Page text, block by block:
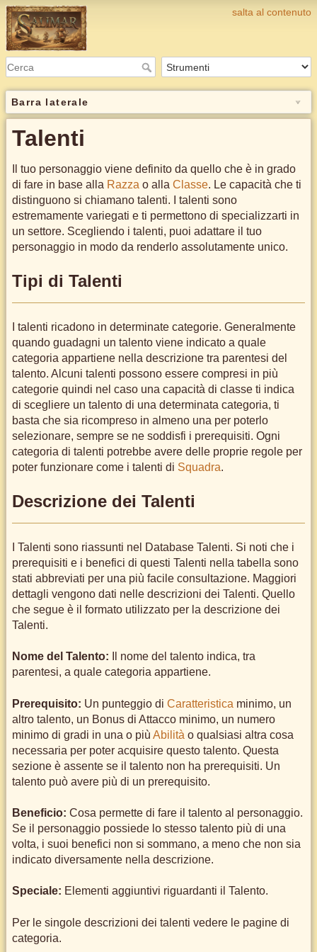
salta al contenuto
Barra laterale
Talenti
Il tuo personaggio viene definito da quello che è in grado
di fare in base alla Razza o alla Classe. Le capacità che ti
distinguono si chiamano talenti. I talenti sono
estremamente variegati e ti permettono di specializzarti in
un settore. Scegliendo i talenti, puoi adattare il tuo
personaggio in modo da renderlo assolutamente unico.
Tipi di Talenti
I talenti ricadono in determinate categorie. Generalmente
quando guadagni un talento viene indicato a quale
categoria appartiene nella descrizione tra parentesi del
talento. Alcuni talenti possono essere compresi in più
categorie quindi nel caso una capacità di classe ti indica
di scegliere un talento di una determinata categoria, ti
basta che sia ricompreso in almeno una per poterlo
selezionare, sempre se ne soddisfi i prerequisiti. Ogni
categoria di talenti potrebbe avere delle proprie regole per
poter funzionare come i talenti di Squadra.
Descrizione dei Talenti
I Talenti sono riassunti nel Database Talenti. Si noti che i
prerequisiti e i benefici di questi Talenti nella tabella sono
stati abbreviati per una più facile consultazione. Maggiori
dettagli vengono dati nelle descrizioni dei Talenti. Quello
che segue è il formato utilizzato per la descrizione dei
Talenti.
Nome del Talento: Il nome del talento indica, tra
parentesi, a quale categoria appartiene.
Prerequisito: Un punteggio di Caratteristica minimo, un
altro talento, un Bonus di Attacco minimo, un numero
minimo di gradi in una o più Abilità o qualsiasi altra cosa
necessaria per poter acquisire questo talento. Questa
sezione è assente se il talento non ha prerequisiti. Un
talento può avere più di un prerequisito.
Beneficio: Cosa permette di fare il talento al personaggio.
Se il personaggio possiede lo stesso talento più di una
volta, i suoi benefici non si sommano, a meno che non sia
indicato diversamente nella descrizione.
Speciale: Elementi aggiuntivi riguardanti il Talento.
Per le singole descrizioni dei talenti vedere le pagine di
categoria.